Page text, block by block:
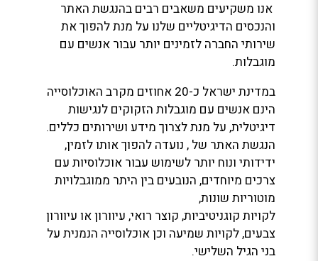
אנו משקיעים משאבים רבים בהנגשת האתר
והנכסים הדיגיטליים שלנו על מנת להפוך את
שירותי החברה לזמינים יותר עבור אנשים עם
מוגבלות.
במדינת ישראל כ-20 אחוזים מקרב האוכלוסייה
הינם אנשים עם מוגבלות הזקוקים לנגישות
דיגיטלית, על מנת לצרוך מידע ושירותים כללים.
הנגשת האתר של , נועדה להפוך אותו לזמין,
ידידותי ונוח יותר לשימוש עבור אוכלוסיות עם
צרכים מיוחדים, הנובעים בין היתר ממוגבלויות
מוטוריות שונות,
לקויות קוגניטיביות, קוצר רואי, עיוורון או עיוורון
צבעים, לקויות שמיעה וכן אוכלוסייה הנמנית על
בני הגיל השלישי.